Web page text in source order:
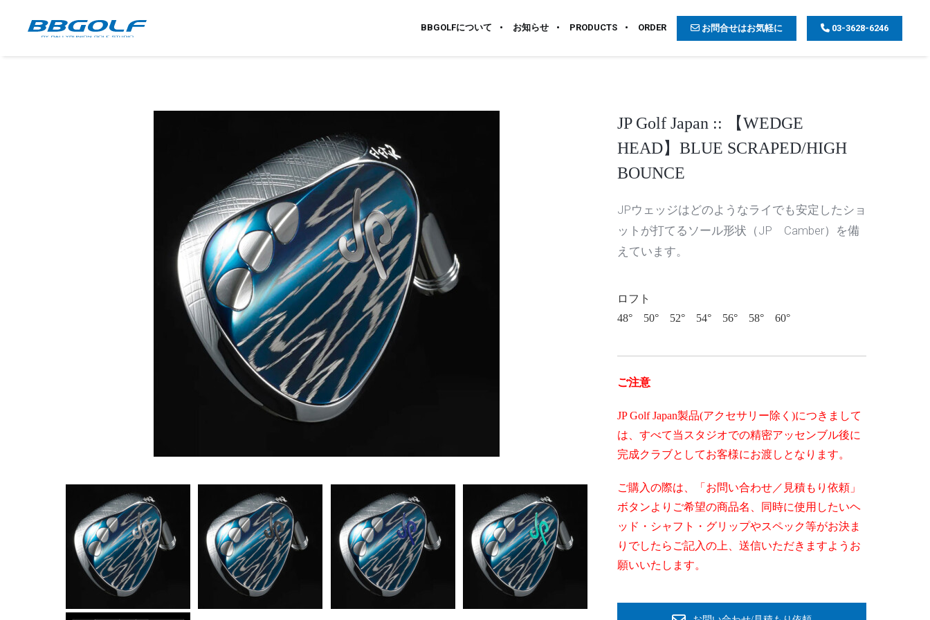
BBGOLFについて お知らせ PRODUCTS ORDER お問合せはお気軽に 03-3628-6246
JP Golf Japan :: 【WEDGE
HEAD】BLUE SCRAPED/HIGH
BOUNCE
JPウェッジはどのようなライでも安定したショ
ットが打てるソール形状（JP Camber）を備
えています。
ロフト
48° 50° 52° 54° 56° 58° 60°
ご注意
JP Golf Japan製品(アクセサリー除く)につきまして
は、すべて当スタジオでの精密アッセンブル後に
完成クラブとしてお客様にお渡しとなります。
ご購入の際は、「お問い合わせ／見積もり依頼」
ボタンよりご希望の商品名、同時に使用したいヘ
ッド・シャフト・グリップやスペック等がお決ま
りでしたらご記入の上、送信いただきますようお
願いいたします。